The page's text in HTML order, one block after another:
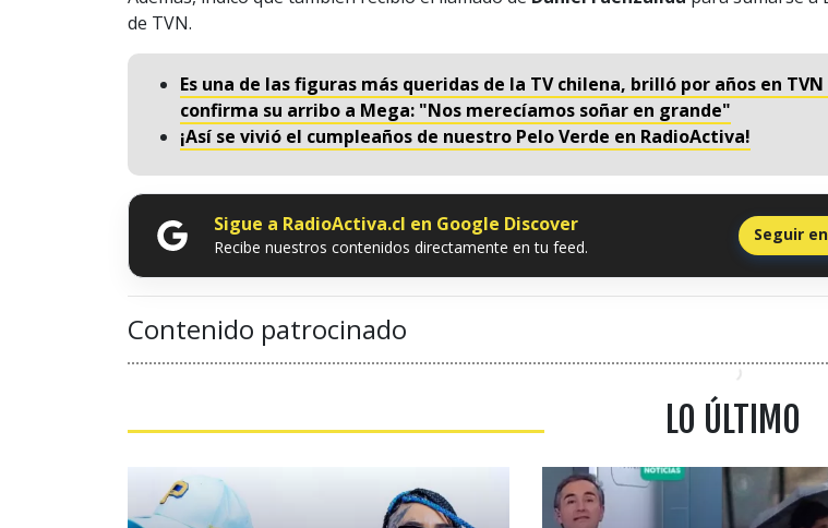
de TVN.
Es una de las figuras más queridas de la TV chilena, brilló por años en
confirma su arribo a Mega: "Nos merecíamos soñar en grande"
¡Así se vivió el cumpleaños de nuestro Pelo Verde en RadioActiva!
Sigue a RadioActiva.cl en Google Discover
Recibe nuestros contenidos directamente en tu feed.
Seguir
Contenido patrocinado
LO ÚLTIMO